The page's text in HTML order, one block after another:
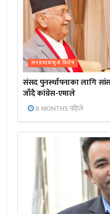
जनप्रभाबन्युज विशेष
संसद पुनर्स्थापनाका लागि
जाँदै कांग्रेस-एमाले
8 MONTHS पहिले